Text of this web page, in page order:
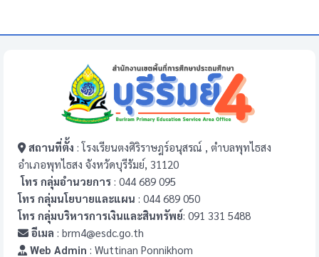
สถานที่ตั้ง : โรงเรียนตงศิริราษฎร์อนุสรณ์ , ตำบลพุทไธสง
อำเภอพุทไธสง จังหวัดบุรีรัมย์, 31120
โทร กลุ่มอำนวยการ : 044 689 095
โทร กลุ่มนโยบายและแผน : 044 689 050
โทร กลุ่มบริหารการเงินและสินทรัพย์: 091 331 5488
อีเมล : brm4@esdc.go.th
Web Admin : Wuttinan Ponnikhom